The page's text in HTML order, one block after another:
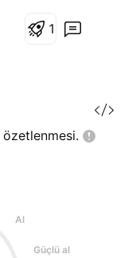
tarafına para
entegrasyon
1
özetlenmesi.
Al
Güçlü al